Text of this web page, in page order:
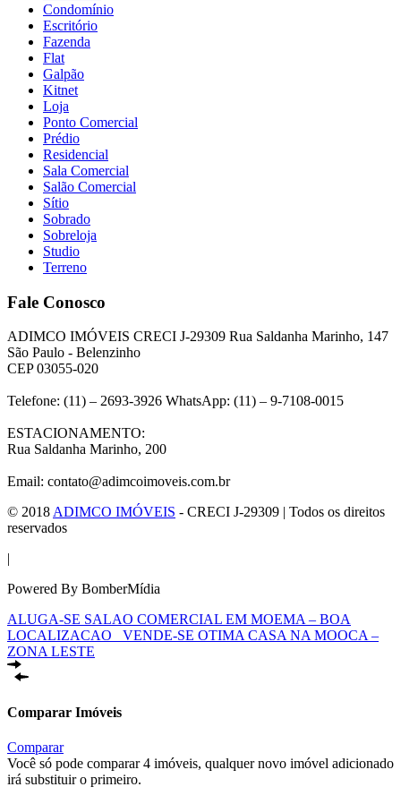
Condomínio
Escritório
Fazenda
Flat
Galpão
Kitnet
Loja
Ponto Comercial
Prédio
Residencial
Sala Comercial
Salão Comercial
Sítio
Sobrado
Sobreloja
Studio
Terreno
Fale Conosco
ADIMCO IMÓVEIS CRECI J-29309 Rua Saldanha Marinho, 147
São Paulo - Belenzinho
CEP 03055-020
Telefone: (11) – 2693-3926 WhatsApp: (11) – 9-7108-0015
ESTACIONAMENTO:
Rua Saldanha Marinho, 200
Email: contato@adimcoimoveis.com.br
© 2018 ADIMCO IMÓVEIS - CRECI J-29309 | Todos os direitos
reservados
|
Powered By BomberMídia
ALUGA-SE SALAO COMERCIAL EM MOEMA – BOA
LOCALIZACAO
VENDE-SE OTIMA CASA NA MOOCA –
ZONA LESTE
Comparar Imóveis
Comparar
Você só pode comparar 4 imóveis, qualquer novo imóvel adicionado
irá substituir o primeiro.